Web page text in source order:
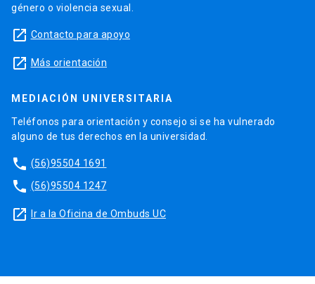
género o violencia sexual.
launch Contacto para apoyo
launch Más orientación
MEDIACIÓN UNIVERSITARIA
Teléfonos para orientación y consejo si se ha vulnerado
alguno de tus derechos en la universidad.
phone (56)95504 1691
phone (56)95504 1247
launch Ir a la Oficina de Ombuds UC